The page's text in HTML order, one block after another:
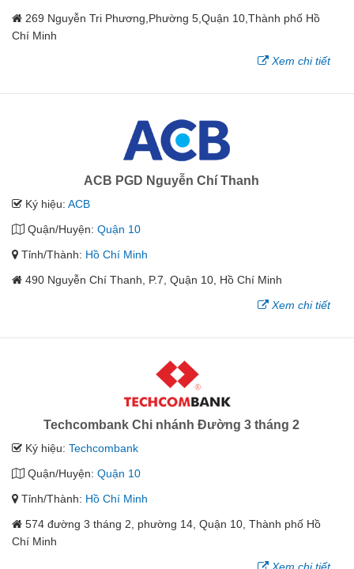
269 Nguyễn Tri Phương,Phường 5,Quận 10,Thành phố Hồ
Chí Minh
Xem chi tiết
ACB PGD Nguyễn Chí Thanh
Ký hiệu: ACB
Quận/Huyện: Quận 10
Tỉnh/Thành: Hồ Chí Minh
490 Nguyễn Chí Thanh, P.7, Quận 10, Hồ Chí Minh
Xem chi tiết
Techcombank Chi nhánh Đường 3 tháng 2
Ký hiệu: Techcombank
Quận/Huyện: Quận 10
Tỉnh/Thành: Hồ Chí Minh
574 đường 3 tháng 2, phường 14, Quận 10, Thành phố Hồ
Chí Minh
Xem chi tiết